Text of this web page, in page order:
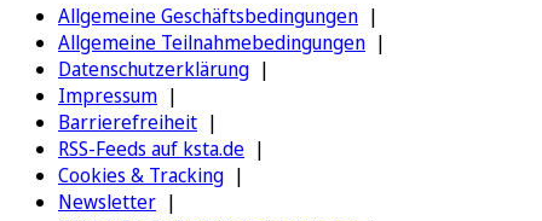
Allgemeine Geschäftsbedingungen
Allgemeine Teilnahmebedingungen
Datenschutzerklärung
Impressum
Barrierefreiheit
RSS-Feeds auf ksta.de
Cookies & Tracking
Newsletter